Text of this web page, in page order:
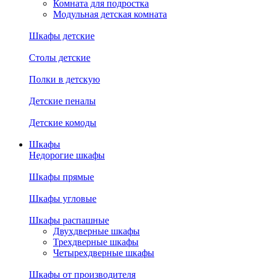
Комната для подростка
Модульная детская комната
Шкафы детские
Столы детские
Полки в детскую
Детские пеналы
Детские комоды
Шкафы
Недорогие шкафы
Шкафы прямые
Шкафы угловые
Шкафы распашные
Двухдверные шкафы
Трехдверные шкафы
Четырехдверные шкафы
Шкафы от производителя